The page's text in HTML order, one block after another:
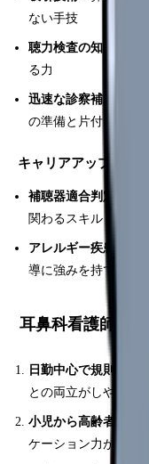
ない手技
聴力検査の知識：
各
る力
迅速な診察補助：
1
の準備と片付けがで
キャリアアップに有利
補聴器適合判定医師
関わるスキル
アレルギー疾患療養
導に強みを持てる
耳鼻科看護師のメ
日勤中心で規則正し
との両立がしやすい
小児から高齢者まで
ケーション力が磨かれ